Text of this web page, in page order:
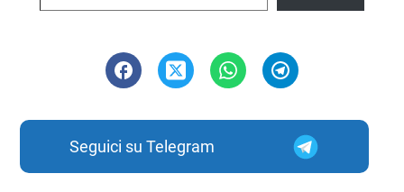
Seguici su Telegram